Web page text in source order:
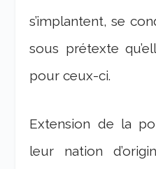
s’implantent, se
sous prétexte
pour ceux-ci.
Extension de la
leur nation